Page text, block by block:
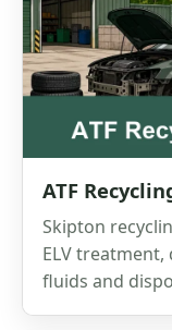
ATF
Skipton
ELV
fluids and